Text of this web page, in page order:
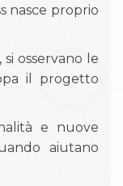
nasce proprio
osservano le
il progetto
e nuove
aiutano